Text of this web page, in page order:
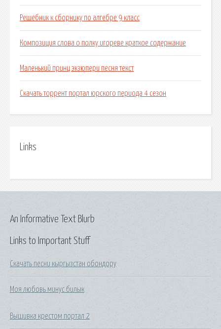
Решебник к сборнику по алгебре 9 класс
Композиция слова о полку игореве краткое содержание
Маленький принц экзюпери песня текст
Скачать торрент портал юрского периода 4 сезон
Links
Links to Important Stuff
Скачать песни кыргызстан обондору
Моя любовь минус билык
Вышивка крестом портал 2
An Informative Text Blurb